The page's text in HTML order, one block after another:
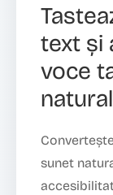
text și
voce
sunet